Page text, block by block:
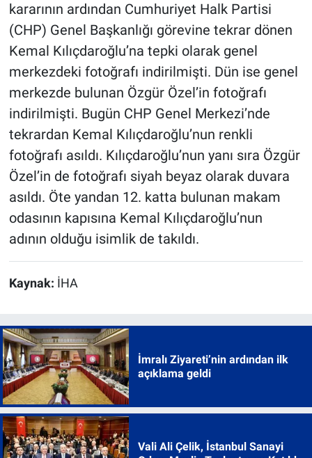
kararının ardından Cumhuriyet Halk Partisi
(CHP) Genel Başkanlığı görevine tekrar dönen
Kemal Kılıçdaroğlu’na tepki olarak genel
merkezdeki fotoğrafı indirilmişti. Dün ise genel
merkezde bulunan Özgür Özel’in fotoğrafı
indirilmişti. Bugün CHP Genel Merkezi’nde
tekrardan Kemal Kılıçdaroğlu’nun renkli
fotoğrafı asıldı. Kılıçdaroğlu’nun yanı sıra Özgür
Özel’in de fotoğrafı siyah beyaz olarak duvara
asıldı. Öte yandan 12. katta bulunan makam
odasının kapısına Kemal Kılıçdaroğlu’nun
adının olduğu isimlik de takıldı.
Kaynak: İHA
İmralı Ziyareti’nin ardından ilk
açıklama geldi
Vali Ali Çelik, İstanbul Sanayi